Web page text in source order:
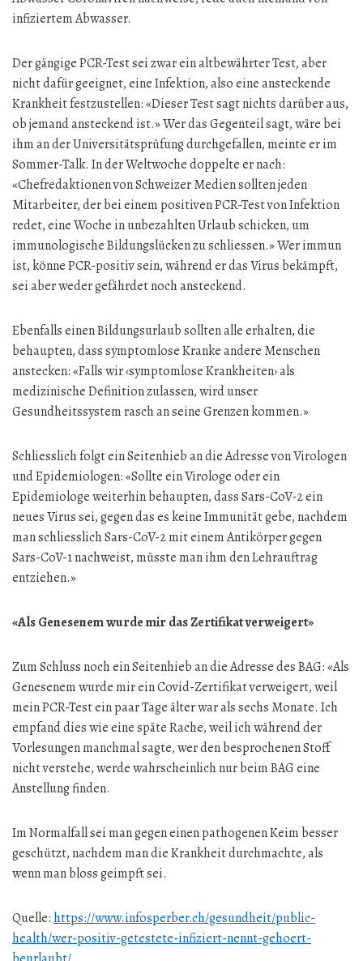
infiziertem Abwasser.
Der gängige PCR-Test sei zwar ein altbewährter Test, aber
nicht dafür geeignet, eine Infektion, also eine ansteckende
Krankheit festzustellen: «Dieser Test sagt nichts darüber aus,
ob jemand ansteckend ist.» Wer das Gegenteil sagt, wäre bei
ihm an der Universitätsprüfung durchgefallen, meinte er im
Sommer-Talk. In der Weltwoche doppelte er nach:
«Chefredaktionen von Schweizer Medien sollten jeden
Mitarbeiter, der bei einem positiven PCR-Test von Infektion
redet, eine Woche in unbezahlten Urlaub schicken, um
immunologische Bildungslücken zu schliessen.» Wer immun
ist, könne PCR-positiv sein, während er das Virus bekämpft,
sei aber weder gefährdet noch ansteckend.
Ebenfalls einen Bildungsurlaub sollten alle erhalten, die
behaupten, dass symptomlose Kranke andere Menschen
anstecken: «Falls wir ‹symptomlose Krankheiten› als
medizinische Definition zulassen, wird unser
Gesundheitssystem rasch an seine Grenzen kommen.»
Schliesslich folgt ein Seitenhieb an die Adresse von Virologen
und Epidemiologen: «Sollte ein Virologe oder ein
Epidemiologe weiterhin behaupten, dass Sars-CoV-2 ein
neues Virus sei, gegen das es keine Immunität gebe, nachdem
man schliesslich Sars-CoV-2 mit einem Antikörper gegen
Sars-CoV-1 nachweist, müsste man ihm den Lehrauftrag
entziehen.»
«Als Genesenem wurde mir das Zertifikat verweigert»
Zum Schluss noch ein Seitenhieb an die Adresse des BAG: «Als
Genesenem wurde mir ein Covid-Zertifikat verweigert, weil
mein PCR-Test ein paar Tage älter war als sechs Monate. Ich
empfand dies wie eine späte Rache, weil ich während der
Vorlesungen manchmal sagte, wer den besprochenen Stoff
nicht verstehe, werde wahrscheinlich nur beim BAG eine
Anstellung finden.
Im Normalfall sei man gegen einen pathogenen Keim besser
geschützt, nachdem man die Krankheit durchmachte, als
wenn man bloss geimpft sei.
Quelle:https://www.infosperber.ch/gesundheit/public-
health/wer-positiv-getestete-infiziert-nennt-gehoert-